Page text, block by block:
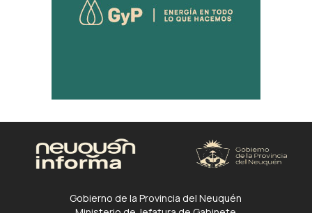
Gobierno de la Provincia del Neuquén